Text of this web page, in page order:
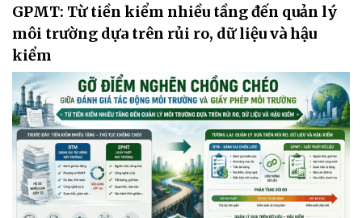
GPMT: Từ tiền kiểm nhiều tầng đến quản lý
môi trường dựa trên rủi ro, dữ liệu và hậu
kiểm